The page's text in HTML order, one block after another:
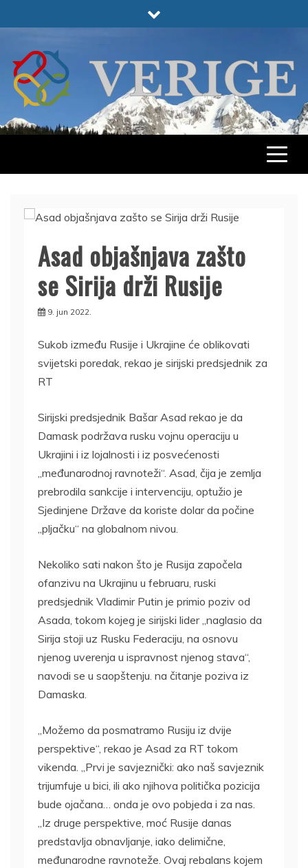
to
VERIGE
ODABRANO
Asad objašnjava zašto
se Sirija drži Rusije
9. jun 2022.
Sukob između Rusije i Ukrajine će oblikovati
svijetski poredak, rekao je sirijski predsjednik za
RT
Sirijski predsjednik Bašar Asad rekao je da
Damask podržava rusku vojnu operaciju u
Ukrajini i iz lojalnosti i iz posvećenosti
„međunarodnoj ravnoteži“. Asad, čija je zemlja
prebrodila sankcije i intervenciju, optužio je
Sjedinjene Države da koriste dolar da počine
„pljačku“ na globalnom nivou.
Nekoliko sati nakon što je Rusija započela
ofanzivu na Ukrajinu u februaru, ruski
predsjednik Vladimir Putin je primio poziv od
Asada, tokom kojeg je sirijski lider „naglasio da
Sirija stoji uz Rusku Federaciju, na osnovu
njenog uverenja u ispravnost njenog stava“,
navodi se u saopštenju. na čitanje poziva iz
Damaska.
„Možemo da posmatramo Rusiju iz dvije
perspektive“, rekao je Asad za RT tokom
vikenda. „Prvi je savjeznički: ako naš savjeznik
trijumfuje u bici, ili ako njihova politička pozicija
bude ojačana… onda je ovo pobjeda i za nas.
„Iz druge perspektive, moć Rusije danas
predstavlja obnavljanje, iako delimične,
međunarodne ravnoteže. Ovaj rebalans kojem